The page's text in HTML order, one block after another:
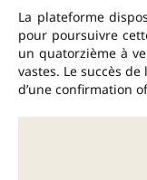
La plateforme
pour poursuivre
un quatorzième à
vastes. Le succès
d’une confirmation